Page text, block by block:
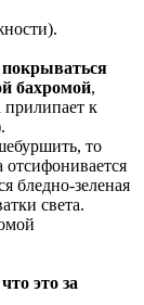
покрываться
бахромой,
прилипает к
то
отсифонивается
бледно-зеленая
света.
это за